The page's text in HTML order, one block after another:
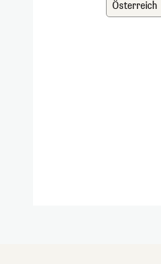
Österreich